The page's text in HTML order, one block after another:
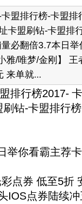
盟排行榜-卡盟
卡盟刷钻-卡盟排
必翻倍3.7本日
雅/唯梦/金刚】 王
来单就...
排行榜2017-
钻-卡盟排行
举你看霸主荐
点券 低至5折
IOS点券陆续